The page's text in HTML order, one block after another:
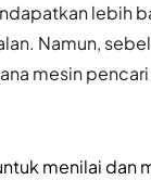
lebih
Namun,
mesin
menilai dan